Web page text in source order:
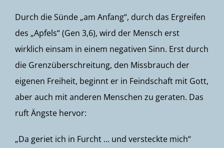
Durch die Sünde „am Anfang“, durch das Ergreifen
des „Apfels“ (Gen 3,6), wird der Mensch erst
wirklich einsam in einem negativen Sinn. Erst durch
die Grenzüberschreitung, den Missbrauch der
eigenen Freiheit, beginnt er in Feindschaft mit Gott,
aber auch mit anderen Menschen zu geraten. Das
ruft Ängste hervor:
„Da geriet ich in Furcht … und versteckte mich“